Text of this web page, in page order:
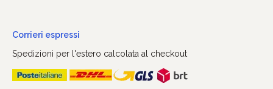
Corrieri espressi
Spedizioni per l'estero calcolata al checkout